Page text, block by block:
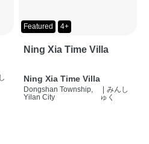
Featured 4+
Ning Xia Time Villa
Ning Xia Time Villa
Dongshan Township,
Yilan City
みんし
ゅく